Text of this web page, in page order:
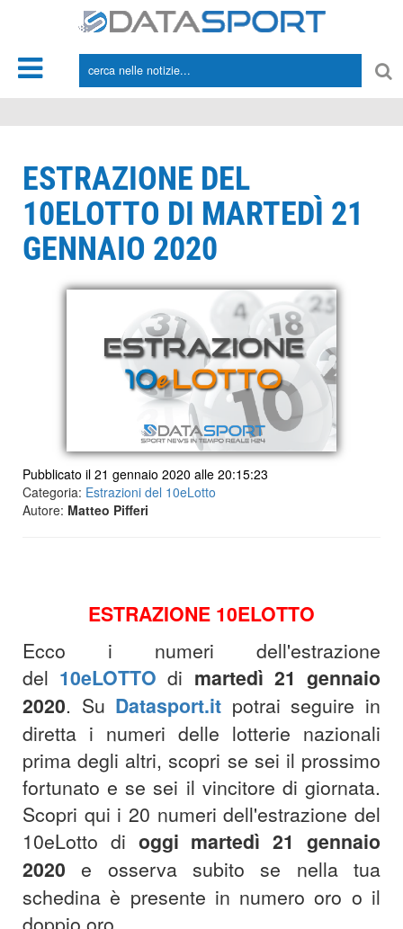
ESTRAZIONE DEL
10ELOTTO DI MARTEDÌ 21
GENNAIO 2020
Pubblicato il 21 gennaio 2020 alle 20:15:23
Categoria: Estrazioni del 10eLotto
Autore: Matteo Pifferi
ESTRAZIONE 10ELOTTO
Ecco i numeri dell'estrazione
del 10eLOTTO di martedì 21 gennaio
2020. Su Datasport.it potrai seguire in
diretta i numeri delle lotterie nazionali
prima degli altri, scopri se sei il prossimo
fortunato e se sei il vincitore di giornata.
Scopri qui i 20 numeri dell'estrazione del
10eLotto di oggi martedì 21 gennaio
2020 e osserva subito se nella tua
schedina è presente in numero oro o il